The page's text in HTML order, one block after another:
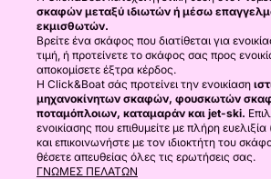
σκαφών μεταξύ ιδιωτών ή μέσω
εκμισθωτών.
Βρείτε ένα σκάφος που διατίθεται για
τιμή, ή προτείνετε το σκάφος σας προς
αποκομίσετε έξτρα κέρδος.
Η Click&Boat σάς προτείνει την ενοικίαση
μηχανοκίνητων σκαφών, φουσκωτών
ποταμόπλοιων, καταμαράν και jet-ski.
ενοικίασης που επιθυμείτε με πλήρη
και επικοινωνήστε με τον ιδιοκτήτη του
θέσετε απευθείας όλες τις ερωτήσεις σας.
ΓΝΏΜΕΣ ΠΕΛΑΤΏΝ